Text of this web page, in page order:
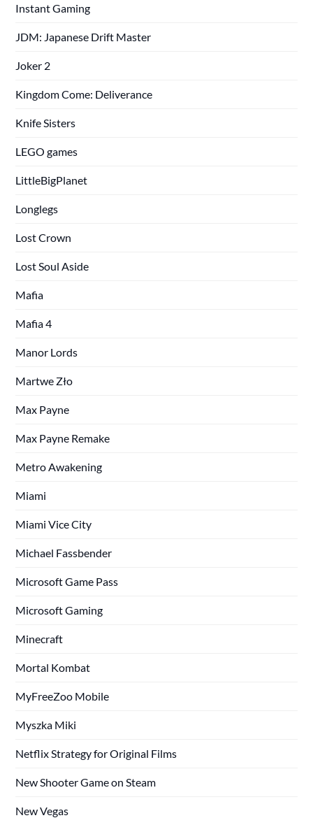
Instant Gaming
JDM: Japanese Drift Master
Joker 2
Kingdom Come: Deliverance
Knife Sisters
LEGO games
LittleBigPlanet
Longlegs
Lost Crown
Lost Soul Aside
Mafia
Mafia 4
Manor Lords
Martwe Zło
Max Payne
Max Payne Remake
Metro Awakening
Miami
Miami Vice City
Michael Fassbender
Microsoft Game Pass
Microsoft Gaming
Minecraft
Mortal Kombat
MyFreeZoo Mobile
Myszka Miki
Netflix Strategy for Original Films
New Shooter Game on Steam
New Vegas